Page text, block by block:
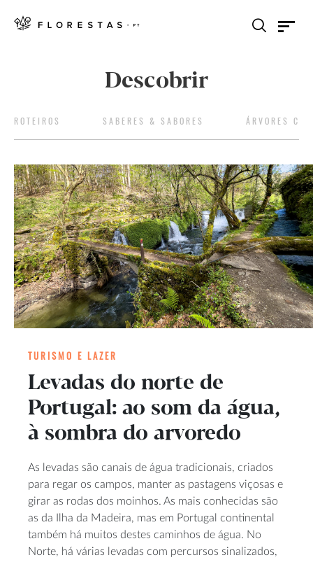
Descobrir
ROTEIROS SABERES & SABORES ÁRVORES
TURISMO E LAZER
Levadas do norte de
Portugal: ao som da água,
à sombra do arvoredo
As levadas são canais de água tradicionais, criados
para regar os campos, manter as pastagens viçosas e
girar as rodas dos moinhos. As mais conhecidas são
as da Ilha da Madeira, mas em Portugal continental
também há muitos destes caminhos de água. No
Norte, há várias levadas com percursos sinalizados,